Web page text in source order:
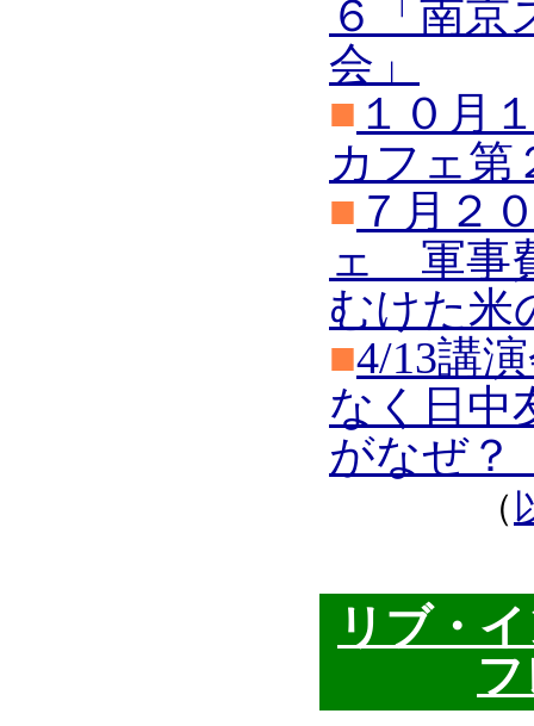
６「南京
会」
■ １０月
カフェ第
■ ７月２
ェ 軍事
むけた米
■4/13講
なく日
がなぜ
（
リブ・